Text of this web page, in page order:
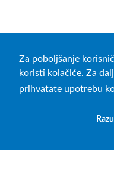
Za poboljšanje
koristi kolačiće. Za
prihvatate upotrebu